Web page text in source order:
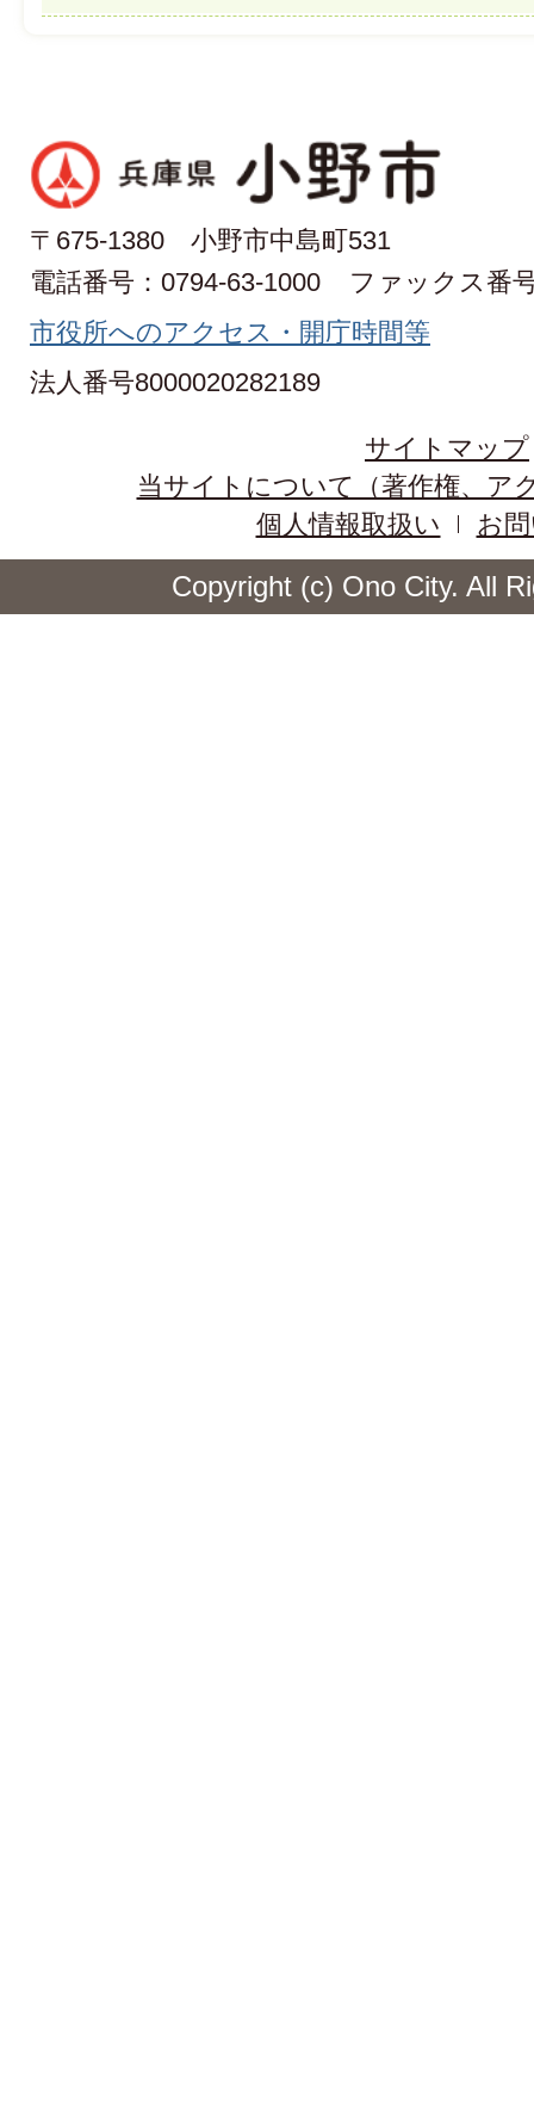
〒675-1380 小野市中島町531
電話番号：0794-63-1000
ファックス番
市役所へのアクセス・開庁時間等
法人番号8000020282189
サイトマップ
当サイトについて（著作権、ア
個人情報取扱い
お
Copyright (c) Ono City. All